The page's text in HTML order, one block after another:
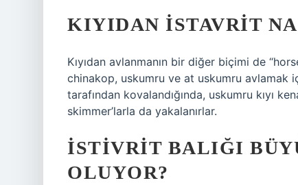
KIYIDAN ISTAVRIT
Kıyıdan avlanmanın bir diğer biçimi de
chinakop, uskumru ve at uskumru avlamak
tarafından kovalandığında, uskumru kıyı
skimmer’larla da yakalanırlar.
İSTIVRIT BALIĞI
OLUYOR?